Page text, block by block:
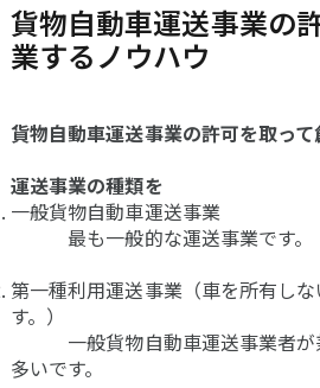
貨物自動車運送事業の
業するノウハウ
貨物自動車運送事業の許可を取っ
運送事業の種類を
一般貨物自動車運送事業
最も一般的な運送事業です。
第一種利用運送事業（車を所有し
す。）
一般貨物自動車運送事業者が
多いです。